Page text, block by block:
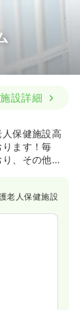
施設詳細
保健施設高
ます！毎
、その他、
・看護師・
援専門員と
様の暮らし
老人保健施設